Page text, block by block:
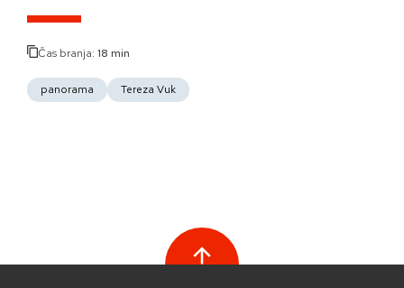
Čas branja: 18 min
panorama Tereza Vuk